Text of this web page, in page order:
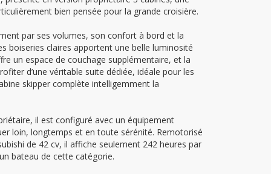
bien pensée pour la grande croisière.
par ses volumes, son confort à bord et la
boiseries claires apportent une belle luminosité
un espace de couchage supplémentaire, et la
d’une véritable suite dédiée, idéale pour les
skipper complète intelligemment la
il est configuré avec un équipement
loin, longtemps et en toute sérénité. Remotorisé
de 42 cv, il affiche seulement 242 heures par
bateau de cette catégorie.